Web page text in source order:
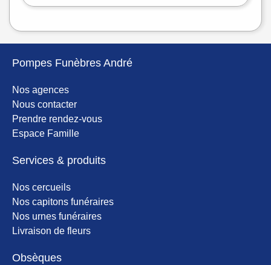
Pompes Funèbres André
Nos agences
Nous contacter
Prendre rendez-vous
Espace Famille
Services & produits
Nos cercueils
Nos capitons funéraires
Nos urnes funéraires
Livraison de fleurs
Obsèques